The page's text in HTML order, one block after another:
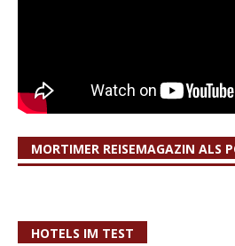
MORTIMER REISEMAGAZIN ALS
HOTELS IM TEST